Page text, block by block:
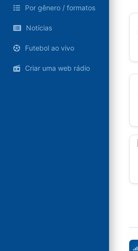
Por gênero / formatos
Notícias
Futebol ao vivo
Criar uma web rádio